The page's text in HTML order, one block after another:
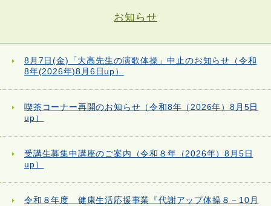
お知らせ
8月7日(金)「大高先生の演歌体操」中止のお知らせ（令和
8年(2026年)8月6日up）
喫茶コーナー再開のお知らせ（令和8年（2026年）8月5日
up）
受講生募集中講座のご案内（令和８年（2026年）8月5日
up）
令和８年度 健康生活応援事業『代謝アップ体操８－10月